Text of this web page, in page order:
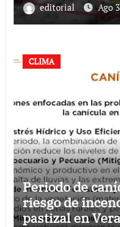
editorial Ago
CLIMA
Periodo de
riesgo de
pastizal en